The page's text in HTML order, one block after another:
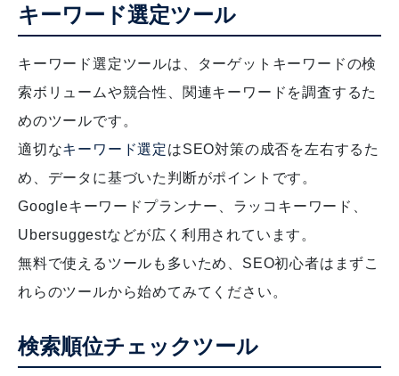
キーワード選定ツール
キーワード選定ツールは、ターゲットキーワードの検
索ボリュームや競合性、関連キーワードを調査するた
めのツールです。
適切なキーワード選定はSEO対策の成否を左右するた
め、データに基づいた判断がポイントです。
Googleキーワードプランナー、ラッコキーワード、
Ubersuggestなどが広く利用されています。
無料で使えるツールも多いため、SEO初心者はまずこ
れらのツールから始めてみてください。
検索順位チェックツール